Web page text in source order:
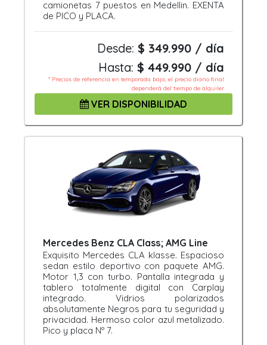
camionetas 7 puestos en Medellin. EXENTA
de PICO y PLACA.
Desde: $ 349.990 / día
Hasta: $ 449.990 / día
* Precios de referencia en temporada baja, el precio diario final
dependerá del tiempo de alquiler
VER DISPONIBILIDAD
Mercedes Benz CLA Class; AMG Line
Exquisito Mercedes CLA klasse. Espacioso
sedan estilo deportivo con paquete AMG.
Motor 1,3 con turbo. Pantalla integrada y
tablero totalmente digital con Carplay
integrado. Vidrios polarizados
absolutamente Negros para tu seguridad y
privacidad. Hermoso color azul metalizado.
Pico y placa Nº 7.